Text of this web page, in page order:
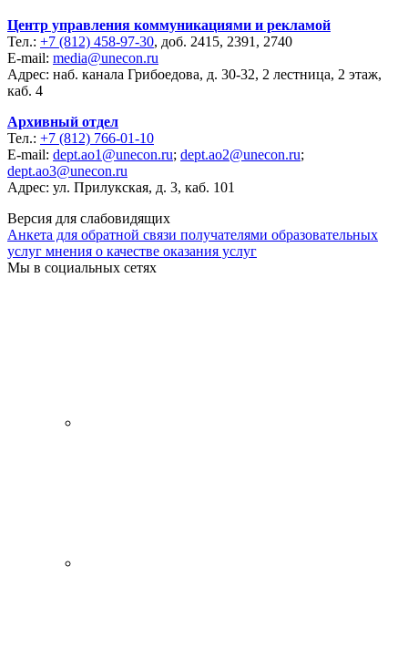
Центр управления коммуникациями и рекламой
Тел.: +7 (812) 458-97-30, доб. 2415, 2391, 2740
E-mail: media@unecon.ru
Адрес: наб. канала Грибоедова, д. 30-32, 2 лестница, 2 этаж,
каб. 4
Архивный отдел
Тел.: +7 (812) 766-01-10
E-mail: dept.ao1@unecon.ru; dept.ao2@unecon.ru;
dept.ao3@unecon.ru
Адрес: ул. Прилукская, д. 3, каб. 101
Версия для слабовидящих
Анкета для обратной связи получателями образовательных
услуг мнения о качестве оказания услуг
Мы в социальных сетях